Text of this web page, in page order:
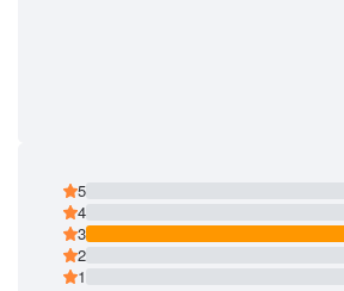
5
4
3
2
1